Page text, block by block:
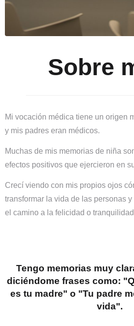
Sobre
Mi vocación médica tiene un origen
y mis padres eran médicos.
Muchas de mis memorias de niña
efectos positivos que ejercieron en
Crecí viendo con mis propios ojos
transformar la vida de las personas
el camino a la felicidad o
Tengo memorias muy
diciéndome frases como:
es tu madre" o "Tu padre
vida".